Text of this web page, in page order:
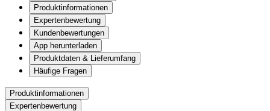
Produktinformationen
Expertenbewertung
Kundenbewertungen
App herunterladen
Produktdaten & Lieferumfang
Häufige Fragen
Produktinformationen
Expertenbewertung